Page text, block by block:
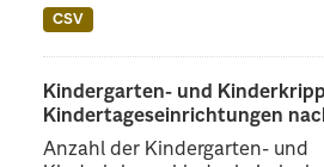
CSV
Kindergarten- und
Kindertageseinrichtungen
Anzahl der Kindergarten- und